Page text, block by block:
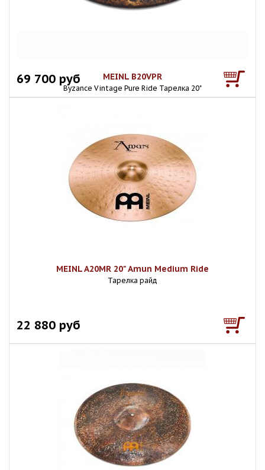
MEINL B20VPR
Byzance Vintage Pure Ride Тарелка 20"
69 700 руб
MEINL A20MR 20" Amun Medium Ride
Тарелка райд
22 880 руб